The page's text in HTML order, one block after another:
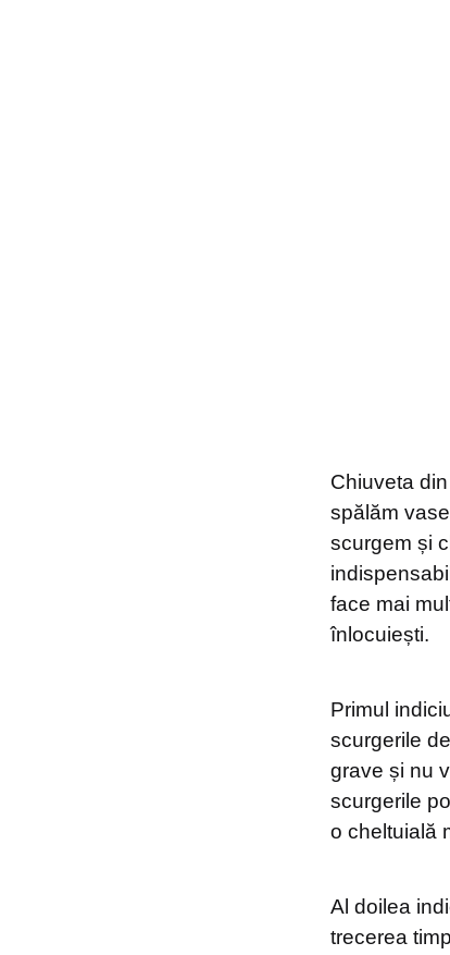
Chiuveta
spălăm
scurgem și
face mai
înlocuiești.
Primul
scurgerile
grave și nu
scurgerile
o cheltuială
Al doilea
trecerea